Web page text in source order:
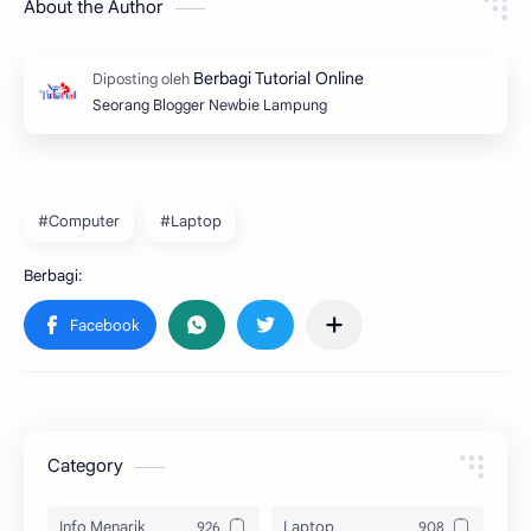
About the Author
Seorang Blogger Newbie Lampung
#Computer #Laptop
Category
Info Menarik Laptop